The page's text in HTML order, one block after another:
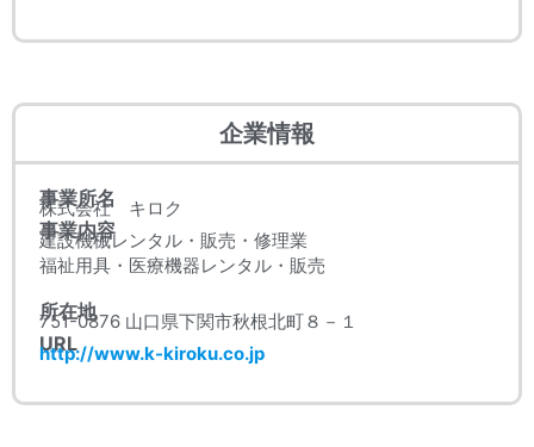
企業情報
事業所名
株式会社 キロク
事業内容
建設機械レンタル・販売・修理業
福祉用具・医療機器レンタル・販売
所在地
751-0876 山口県下関市秋根北町８－１
URL
http://www.k-kiroku.co.jp